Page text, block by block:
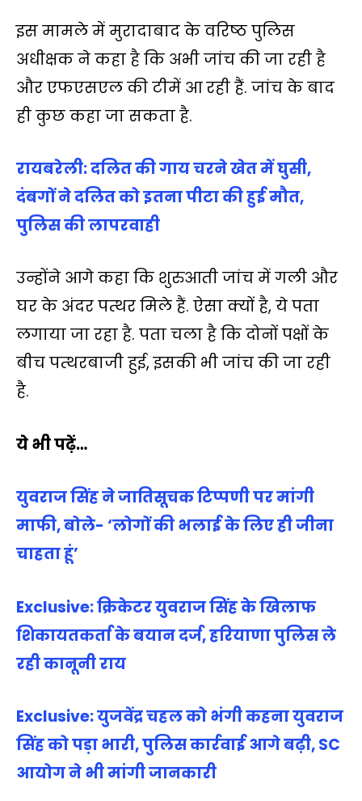
इस मामले में मुरादाबाद के वरिष्‍ठ पुलिस
अधीक्षक ने कहा है कि अभी जांच की जा रही है
और एफएसएल की टीमें आ रही हैं. जांच के बाद
ही कुछ कहा जा सकता है.
रायबरेली: दलित की गाय चरने खेत में घुसी,
दंबगों ने दलित को इतना पीटा की हुई मौत,
पुलिस की लापरवाही
उन्होंने आगे कहा कि शुरुआती जांच में गली और
घर के अंदर पत्थर मिले हैं. ऐसा क्यों है, ये पता
लगाया जा रहा है. पता चला है कि दोनों पक्षों के
बीच पत्थरबाजी हुई, इसकी भी जांच की जा रही
है.
ये भी पढ़ें…
युवराज सिंह ने जातिसूचक टिप्‍पणी पर मांगी
माफी, बोले- ‘लोगों की भलाई के ल‍िए ही जीना
चाहता हूं’
Exclusive: क्रिकेटर युवराज सिंह के खिलाफ
शिकायतकर्ता के बयान दर्ज, हरियाणा पुलिस ले
रही कानूनी राय
Exclusive: युजवेंद्र चहल को भंगी कहना युवराज
सिंह को पड़ा भारी, पुलिस कार्रवाई आगे बढ़ी, SC
आयोग ने भी मांगी जानकारी